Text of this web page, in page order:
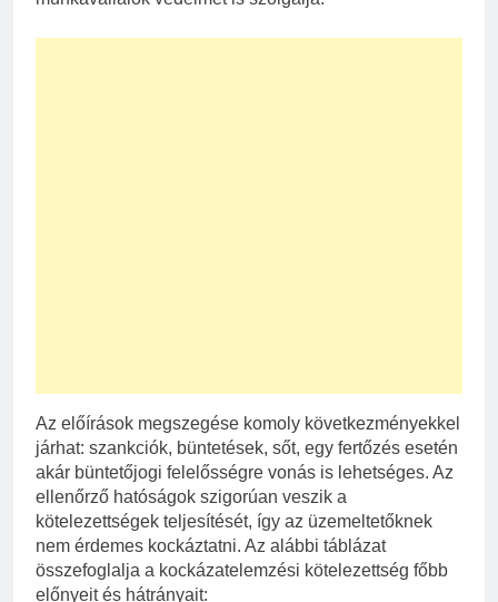
Az előírások megszegése komoly következményekkel
járhat: szankciók, büntetések, sőt, egy fertőzés esetén
akár büntetőjogi felelősségre vonás is lehetséges. Az
ellenőrző hatóságok szigorúan veszik a
kötelezettségek teljesítését, így az üzemeltetőknek
nem érdemes kockáztatni. Az alábbi táblázat
összefoglalja a kockázatelemzési kötelezettség főbb
előnyeit és hátrányait: